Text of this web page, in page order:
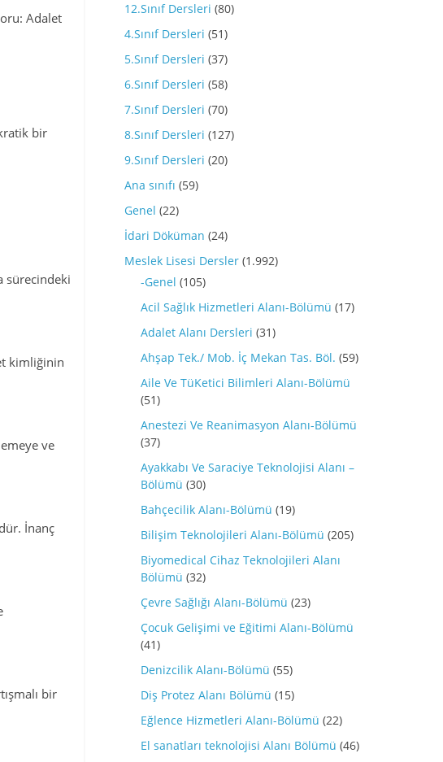
Adalet
bir
sürecindeki
kimliğinin
ve
İnanç
bir
12.Sınıf Dersleri (80)
4.Sınıf Dersleri (51)
5.Sınıf Dersleri (37)
6.Sınıf Dersleri (58)
7.Sınıf Dersleri (70)
8.Sınıf Dersleri (127)
9.Sınıf Dersleri (20)
Ana sınıfı (59)
Genel (22)
İdari Döküman (24)
Meslek Lisesi Dersler (1.992)
-Genel (105)
Acil Sağlık Hizmetleri Alanı-Bölümü (17)
Adalet Alanı Dersleri (31)
Ahşap Tek./ Mob. İç Mekan Tas. Böl. (59)
Aile Ve TüKetici Bilimleri Alanı-Bölümü
(51)
Anestezi Ve Reanimasyon Alanı-Bölümü
(37)
Ayakkabı Ve Saraciye Teknolojisi Alanı –
Bölümü (30)
Bahçecilik Alanı-Bölümü (19)
Bilişim Teknolojileri Alanı-Bölümü (205)
Biyomedical Cihaz Teknolojileri Alanı
Bölümü (32)
Çevre Sağlığı Alanı-Bölümü (23)
Çocuk Gelişimi ve Eğitimi Alanı-Bölümü
(41)
Denizcilik Alanı-Bölümü (55)
Diş Protez Alanı Bölümü (15)
Eğlence Hizmetleri Alanı-Bölümü (22)
El sanatları teknolojisi Alanı Bölümü (46)